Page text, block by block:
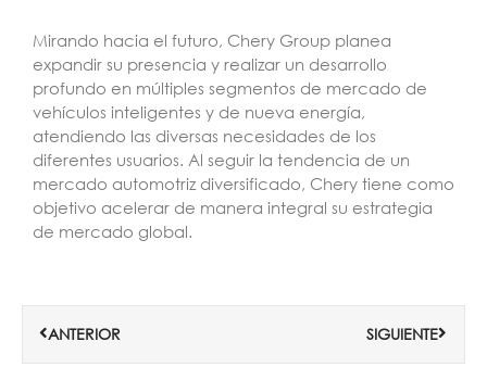
Mirando hacia el futuro, Chery Group planea
expandir su presencia y realizar un desarrollo
profundo en múltiples segmentos de mercado de
vehículos inteligentes y de nueva energía,
atendiendo las diversas necesidades de los
diferentes usuarios. Al seguir la tendencia de un
mercado automotriz diversificado, Chery tiene como
objetivo acelerar de manera integral su estrategia
de mercado global.
ANTERIOR SIGUIENTE